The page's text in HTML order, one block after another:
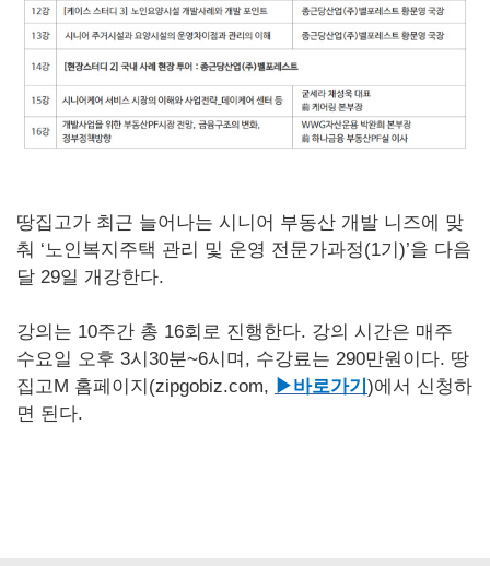
땅집고가 최근 늘어나는 시니어 부동산 개발 니즈에 맞
춰 ‘노인복지주택 관리 및 운영 전문가과정(1기)’을 다음
달 29일 개강한다.
강의는 10주간 총 16회로 진행한다. 강의 시간은 매주
수요일 오후 3시30분~6시며, 수강료는 290만원이다. 땅
집고M 홈페이지(zipgobiz.com, ▶바로가기 )에서 신청하
면 된다.